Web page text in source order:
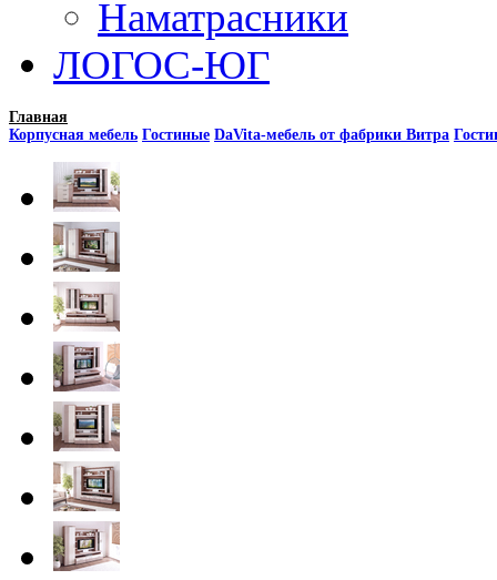
Наматрасники
ЛОГОС-ЮГ
Главная
Корпусная мебель Гостиные DaVita-мебель от фабрики Витра